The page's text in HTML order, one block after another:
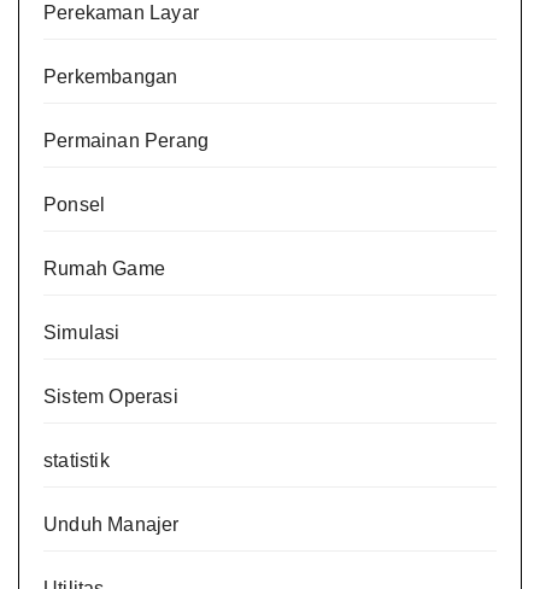
Perekaman Layar
Perkembangan
Permainan Perang
Ponsel
Rumah Game
Simulasi
Sistem Operasi
statistik
Unduh Manajer